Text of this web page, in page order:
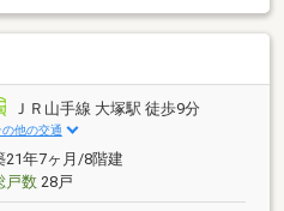
水まわりフロアタイル張替え、
頃内装リノベーション履歴有り○
ーゼットなど各所に豊富な収納
予約受付中です。 お気軽にお
ＪＲ山手線 大塚駅 徒歩9分
の他の交通
21年7ヶ月/8階建
戸数28戸